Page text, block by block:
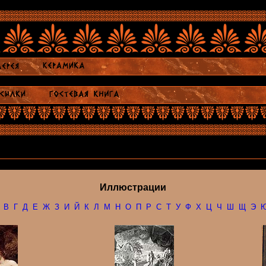
Иллюстрации
В Г Д Е Ж З И Й К Л М Н О П Р С Т У Ф Х Ц Ч Ш Щ Э